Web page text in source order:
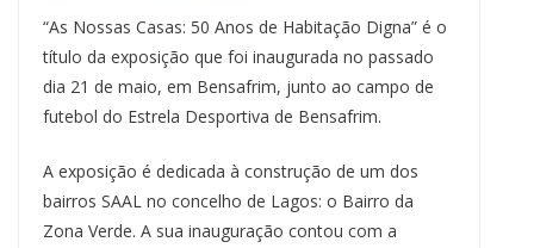
c
e
b
o
k
e
s
k
y
e
a
s
n
t
e
e
s
t
n
k
e
I
n
t
s
p
p
e
g
a
m
a
i
l
n
t
y
L
n
k
r
e
“As Nossas Casas: 50 Anos de Habitação Digna” é o
título da exposição que foi inaugurada no passado
dia 21 de maio, em Bensafrim, junto ao campo de
futebol do Estrela Desportiva de Bensafrim.
A exposição é dedicada à construção de um dos
bairros SAAL no concelho de Lagos: o Bairro da
Zona Verde. A sua inauguração contou com a